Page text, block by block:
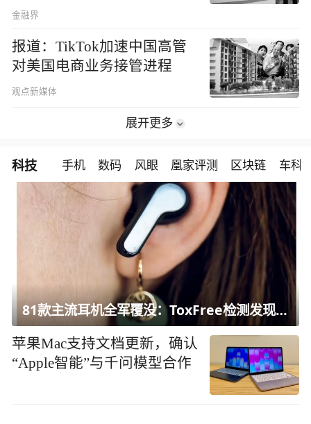
金融界
报道：TikTok加速中国高管
对美国电商业务接管进程
观点新媒体
展开更多
科技 手机 数码 风眼 凰家评测 区块链 车科
81款主流耳机全军覆没：ToxFree检测发现均含对人体有害化学物质
苹果Mac支持文档更新，确认
“Apple智能”与千问模型合作